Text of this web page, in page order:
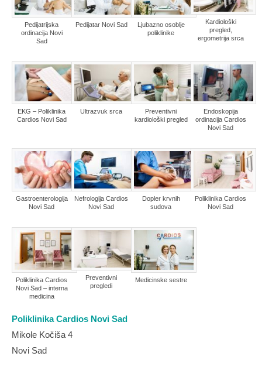
Pedijatrijska
ordinacija Novi
Sad
Pedijatar Novi Sad
Ljubazno osoblje
poliklinike
Kardiološki
pregled,
ergometrija srca
EKG – Poliklinika
Cardios Novi Sad
Ultrazvuk srca
Preventivni
kardiološki pregled
Endoskopija
ordinacija Cardios
Novi Sad
Gastroenterologija
Novi Sad
Nefrologija Cardios
Novi Sad
Dopler krvnih
sudova
Poliklinika Cardios
Novi Sad
Poliklinika Cardios
Novi Sad – interna
medicina
Preventivni
pregledi
Medicinske sestre
Poliklinika Cardios Novi Sad
Mikole Kočiša 4
Novi Sad